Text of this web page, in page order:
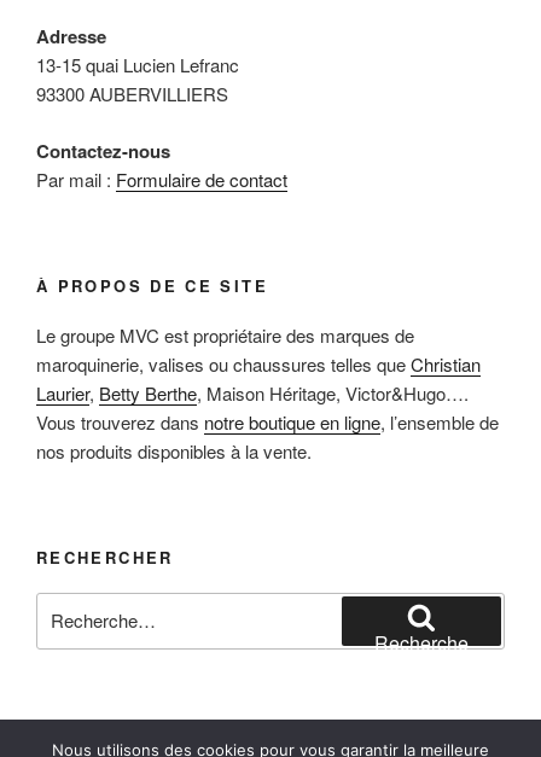
Adresse
13-15 quai Lucien Lefranc
93300 AUBERVILLIERS
Contactez-nous
Par mail : Formulaire de contact
À PROPOS DE CE SITE
Le groupe MVC est propriétaire des marques de
maroquinerie, valises ou chaussures telles queChristian
Laurier, Betty Berthe, Maison Héritage, Victor&Hugo….
Vous trouverez dans notre boutique en ligne, l’ensemble de
nos produits disponibles à la vente.
RECHERCHER
pour
Recherche
Nous utilisons des cookies pour vous garantir la meilleure